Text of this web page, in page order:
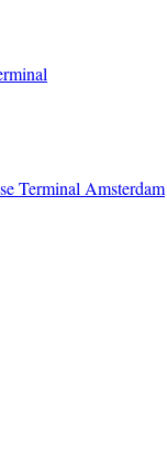
Terminal Amsterdam